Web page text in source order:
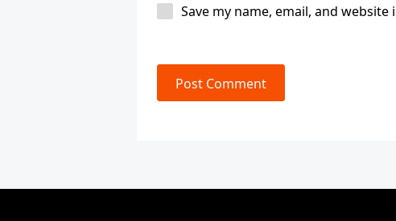
Save my name, email, and
Post Comment